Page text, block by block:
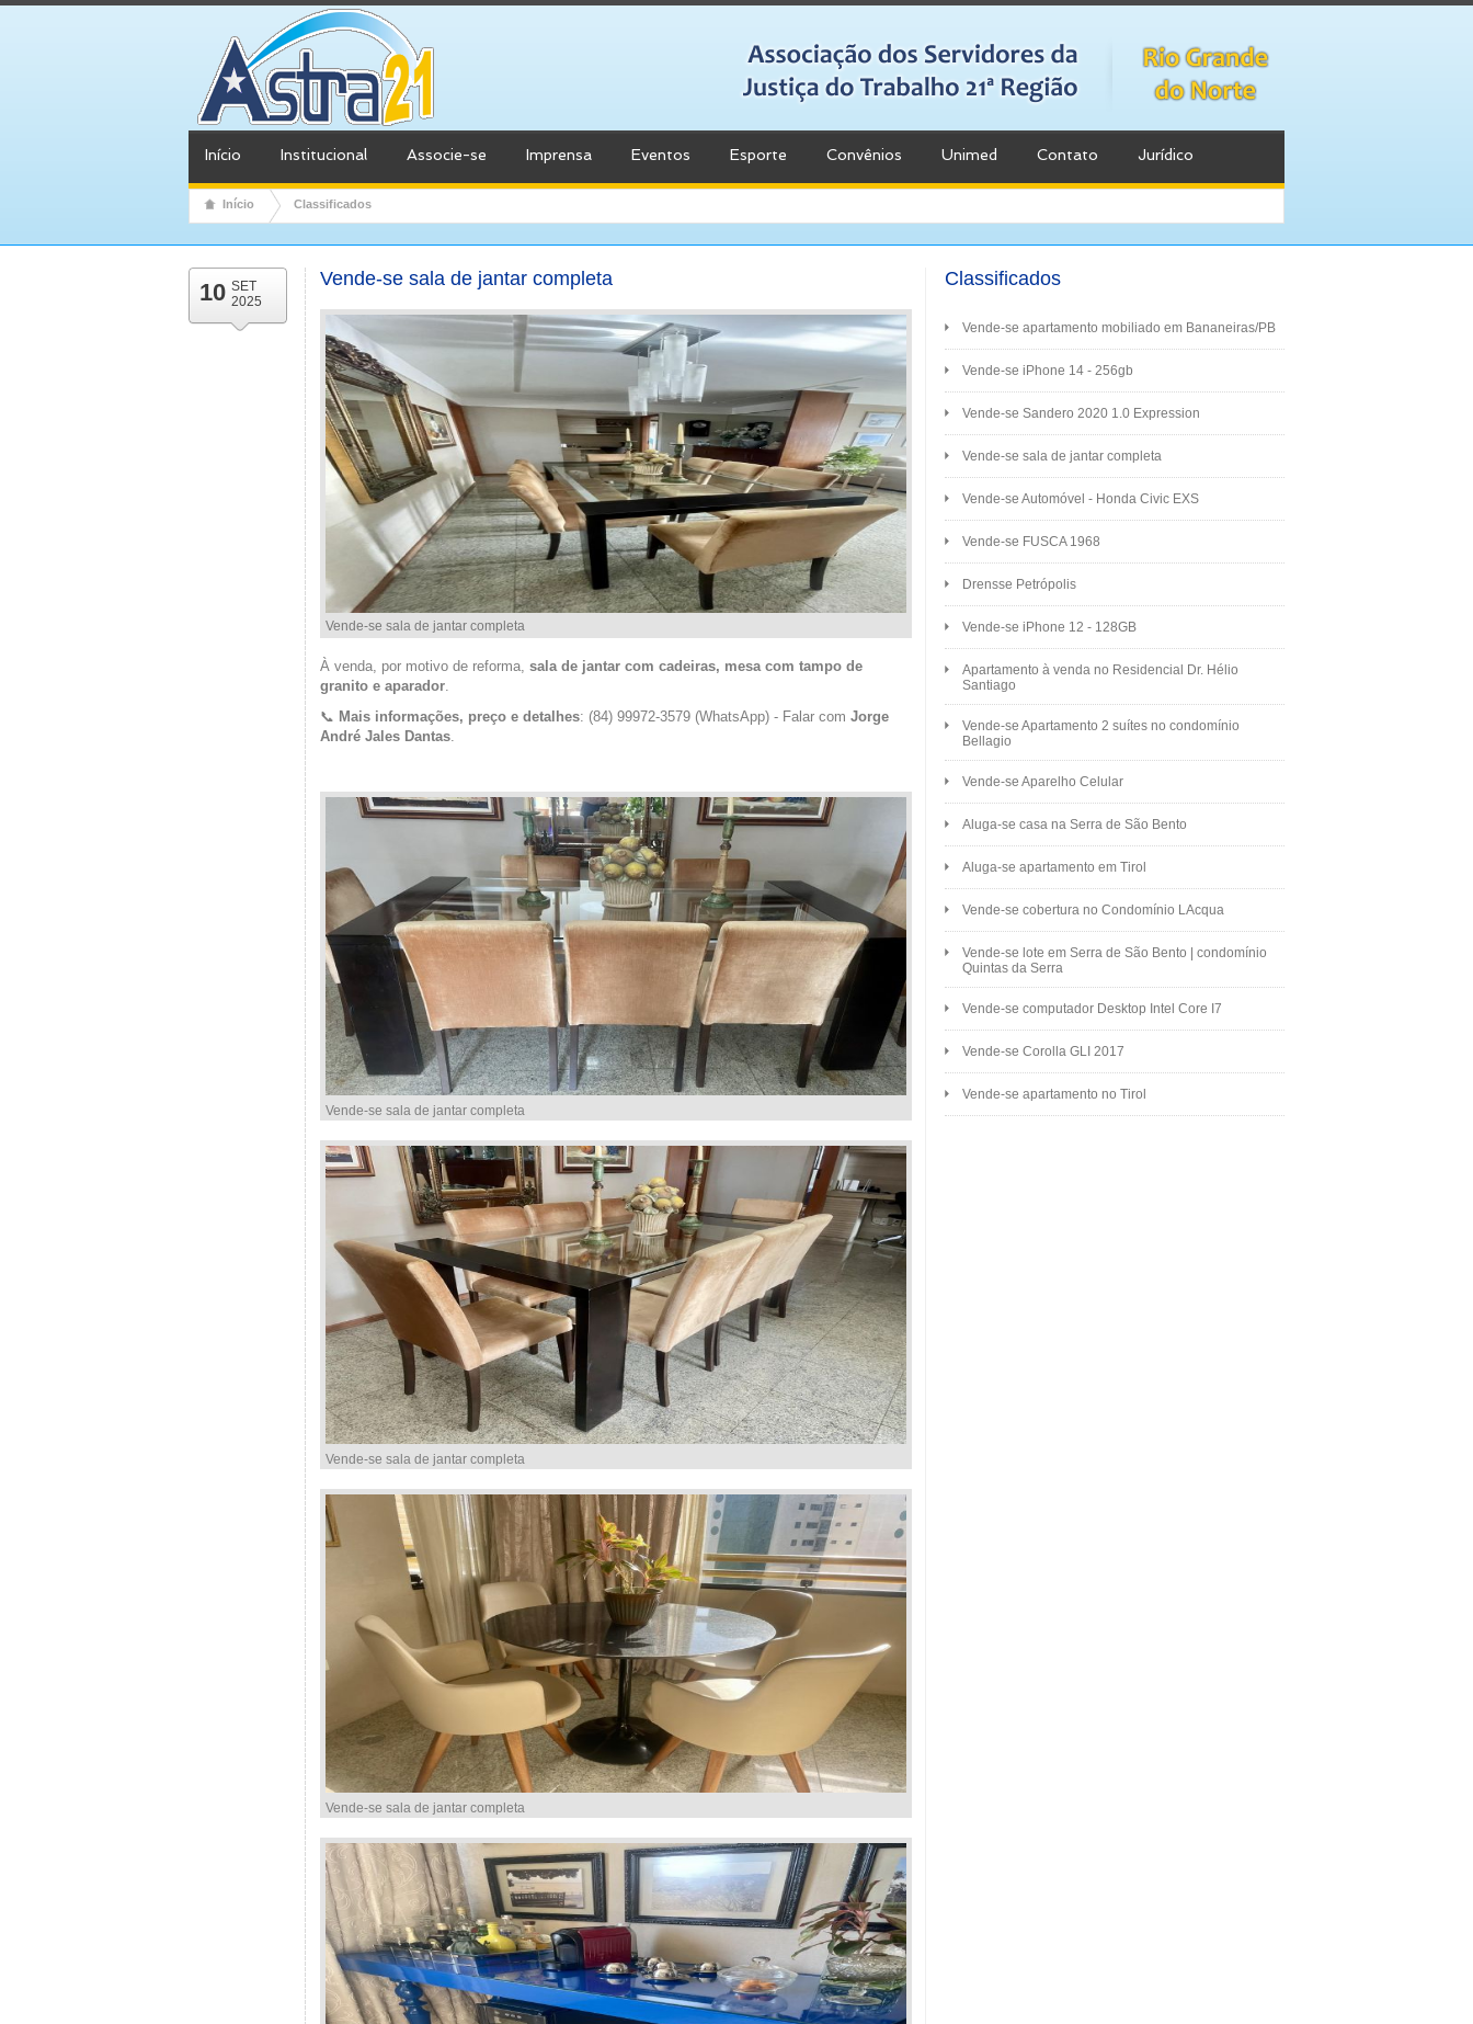
Início Institucional Associe-se Imprensa Eventos Esporte Convênios Unimed Contato Jurídico
Início Classificados
10 SET
2025
Vende-se sala de jantar completa
Vende-se sala de jantar completa
À venda, por motivo de reforma, sala de jantar com cadeiras, mesa com tampo de
granito e aparador.
📞 Mais informações, preço e detalhes: (84) 99972-3579 (WhatsApp) - Falar com Jorge
André Jales Dantas.
Vende-se sala de jantar completa
Vende-se sala de jantar completa
Vende-se sala de jantar completa
Classificados
Vende-se apartamento mobiliado em Bananeiras/PB
Vende-se iPhone 14 - 256gb
Vende-se Sandero 2020 1.0 Expression
Vende-se sala de jantar completa
Vende-se Automóvel - Honda Civic EXS
Vende-se FUSCA 1968
Drensse Petrópolis
Vende-se iPhone 12 - 128GB
Apartamento à venda no Residencial Dr. Hélio
Santiago
Vende-se Apartamento 2 suítes no condomínio
Bellagio
Vende-se Aparelho Celular
Aluga-se casa na Serra de São Bento
Aluga-se apartamento em Tirol
Vende-se cobertura no Condomínio LAcqua
Vende-se lote em Serra de São Bento | condomínio
Quintas da Serra
Vende-se computador Desktop Intel Core I7
Vende-se Corolla GLI 2017
Vende-se apartamento no Tirol